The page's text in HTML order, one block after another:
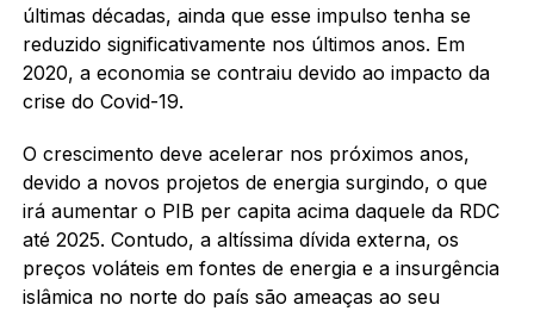
últimas décadas, ainda que esse impulso tenha se
reduzido significativamente nos últimos anos. Em
2020, a economia se contraiu devido ao impacto da
crise do Covid-19.
O crescimento deve acelerar nos próximos anos,
devido a novos projetos de energia surgindo, o que
irá aumentar o PIB per capita acima daquele da RDC
até 2025. Contudo, a altíssima dívida externa, os
preços voláteis em fontes de energia e a insurgência
islâmica no norte do país são ameaças ao seu